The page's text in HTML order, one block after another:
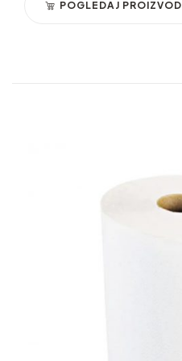
POGLEDAJ PROIZVOD